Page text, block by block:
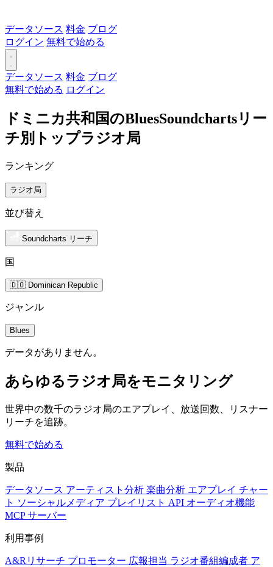
データソース 料金 ブログ
ログイン 無料で始める
データソース 料金 ブログ
無料で始める ログイン
ドミニカ共和国のBluesSoundchartsリー
チ別トップラジオ局
ランキング
ラジオ局
並び替え
Soundcharts リーチ
国
🇩🇴 Dominican Republic
ジャンル
Blues
データがありません。
あらゆるラジオ局をモニタリング
世界中の数千のラジオ局のエアプレイ、放送回数、リスナー
リーチを追跡。
無料で始める
製品
データソース アーティスト分析 楽曲分析 エアプレイ チャー
ト ソーシャルメディア プレイリスト API オーディオ機能
MCP サーバー
利用事例
A&Rリサーチ プロモーター 広報担当 ラジオ番組編成者 ア